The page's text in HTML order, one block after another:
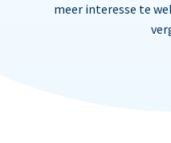
meer interesse te